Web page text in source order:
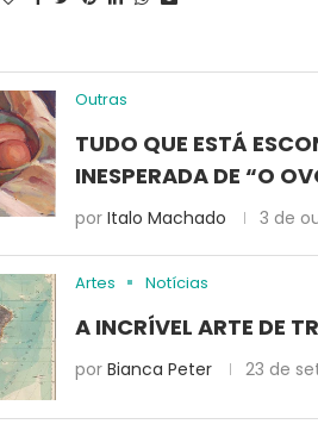
Outras
TUDO QUE ESTÁ
INESPERADA DE “O
por Italo Machado 3 de
Artes Notícias
A INCRÍVEL ARTE DE
por Bianca Peter 23 de